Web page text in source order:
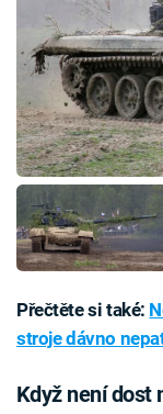
Přečtěte si také:
stroje dávno
Když není dost